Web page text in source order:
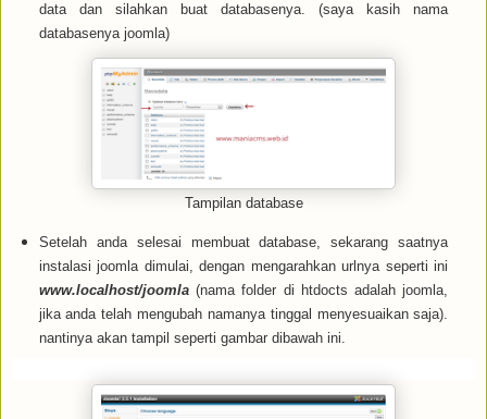
data dan silahkan buat databasenya. (saya kasih nama
databasenya joomla)
Tampilan database
Setelah anda selesai membuat database, sekarang saatnya
instalasi joomla dimulai, dengan mengarahkan urlnya seperti ini
www.localhost/joomla(nama folder di htdocts adalah joomla,
jika anda telah mengubah namanya tinggal menyesuaikan saja).
nantinya akan tampil seperti gambar dibawah ini.